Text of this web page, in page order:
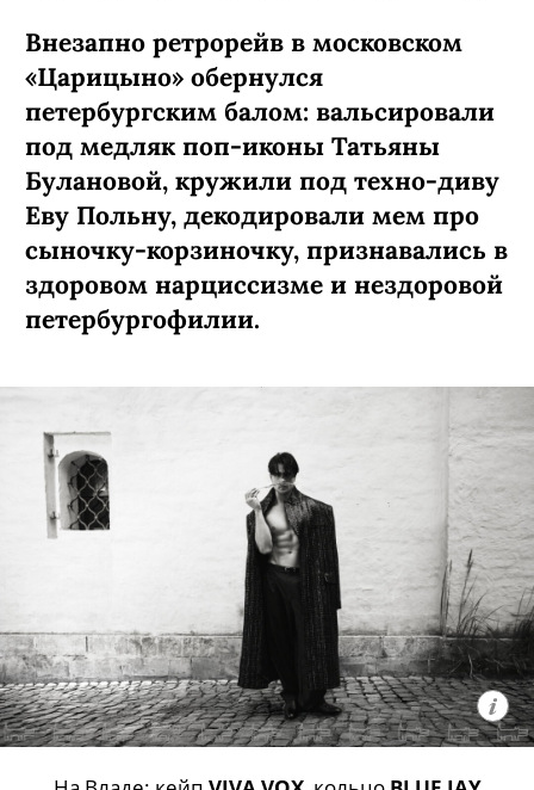
Внезапно ретрорейв в московском
«Царицыно» обернулся
петербургским балом: вальсировали
под медляк поп-иконы Татьяны
Булановой, кружили под техно-диву
Еву Польну, декодировали мем про
сыночку-­корзиночку, признавались в
здоровом нарциссизме и нездоровой
петербургофилии.